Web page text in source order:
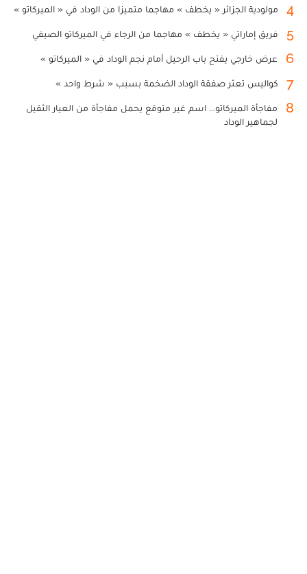
4 مولودية الجزائر « يخطف » مهاجما متميزا من الوداد في « الميركاتو »
5 فريق إماراتي « يخطف » مهاجما من الرجاء في الميركاتو الصيفي
6 عرض خارجي يفتح باب الرحيل أمام نجم الوداد في « الميركاتو »
7 كواليس تعثر صفقة الوداد الضخمة بسبب « شرط واحد »
8
مفاجأة الميركاتو... اسم غير متوقع يحمل مفاجأة من العيار الثقيل
لجماهير الوداد